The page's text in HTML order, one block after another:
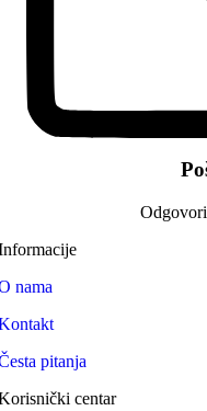
nama
pitanja
centar